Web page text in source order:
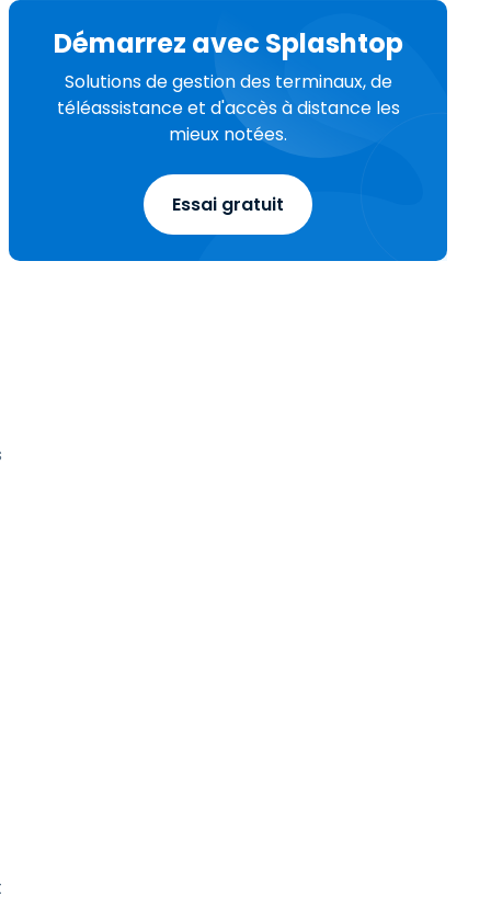
Démarrez avec Splashtop
Solutions de gestion des terminaux, de
téléassistance et d'accès à distance les
mieux notées.
Essai gratuit